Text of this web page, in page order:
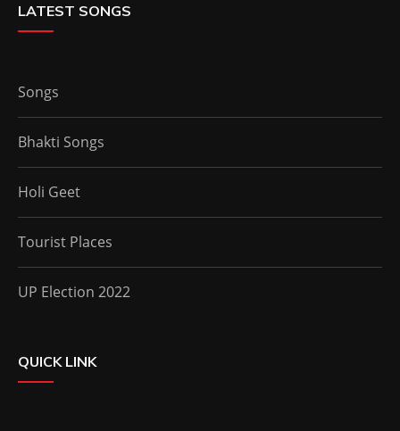
LATEST SONGS
Songs
Bhakti Songs
Holi Geet
Tourist Places
UP Election 2022
QUICK LINK